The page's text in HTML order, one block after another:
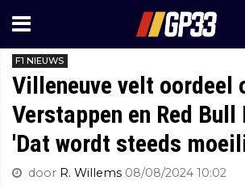
F1 NIEUWS
Villeneuve velt oordeel
Verstappen en Red Bull
'Dat wordt steeds
door R. Willems 08/08/2024 10:02